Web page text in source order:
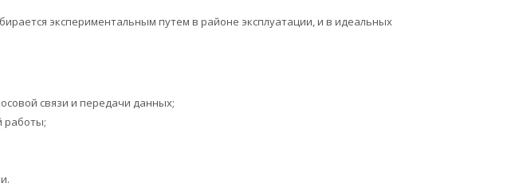
экспериментальным путем в районе эксплуатации, и в идеальных
связи и передачи данных;
работы;